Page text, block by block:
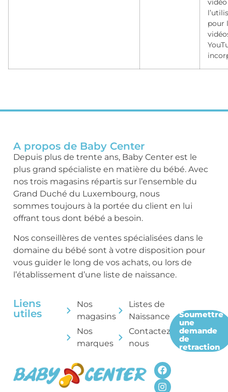
pour
A propos de Baby Center
Depuis plus de trente ans, Baby Center est le
plus grand spécialiste en matière du bébé. Avec
nos trois magasins répartis sur l’ensemble du
Grand Duché du Luxembourg, nous
sommes toujours à la portée du client en lui
offrant tous dont bébé a besoin.
Nos conseillères de ventes spécialisées dans le
domaine du bébé sont à votre disposition pour
vous guider le long de vos achats, ou lors de
l’établissement d’une liste de naissance.
Liens
utiles
Nos
magasins
Nos
marques
Listes de
Naissance
Contactez-
nous
Soumettre
une
demande
de
retraction